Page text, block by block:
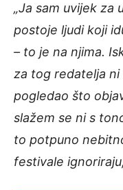
„Ja sam uvijek za
postoje ljudi koji
– to je na njima.
za tog redatelja ni
pogledao što
slažem se ni s
to potpuno
festivale